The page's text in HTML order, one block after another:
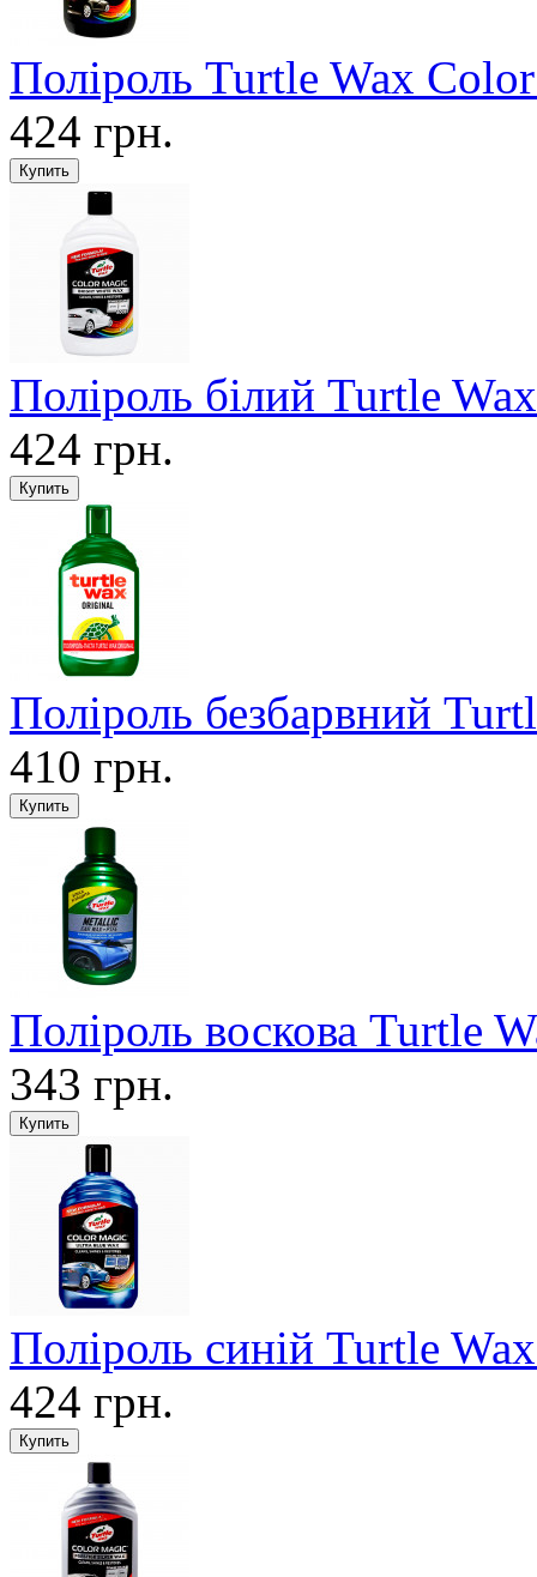
Поліроль Turtle Wax
424 грн.
Поліроль білий Turtle
424 грн.
Поліроль безбарвний
410 грн.
Поліроль воскова Turtle
343 грн.
Поліроль синій Turtle
424 грн.